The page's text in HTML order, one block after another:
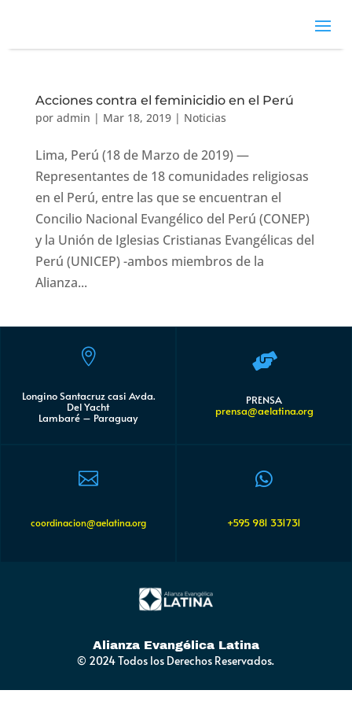
Acciones contra el feminicidio en el Perú
por admin | Mar 18, 2019| Noticias
Lima, Perú (18 de Marzo de 2019) —
Representantes de 18 comunidades religiosas
en el Perú, entre las que se encuentran el
Concilio Nacional Evangélico del Perú (CONEP)
y la Unión de Iglesias Cristianas Evangélicas del
Perú (UNICEP) -ambos miembros de la
Alianza...

Longino Santacruz casi Avda.
Del Yacht
Lambaré – Paraguay

coordinacion@aelatina.org

PRENSA
prensa@aelatina.org

+595 981 331731
Alianza Evangélica Latina
© 2024 Todos los Derechos Reservados.